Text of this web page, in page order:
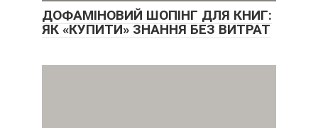
ДОФАМІНОВИЙ ШОПІНГ ДЛЯ КНИГ:
ЯК «КУПИТИ» ЗНАННЯ БЕЗ ВИТРАТ